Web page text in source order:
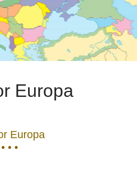
Europa
Europa
• •